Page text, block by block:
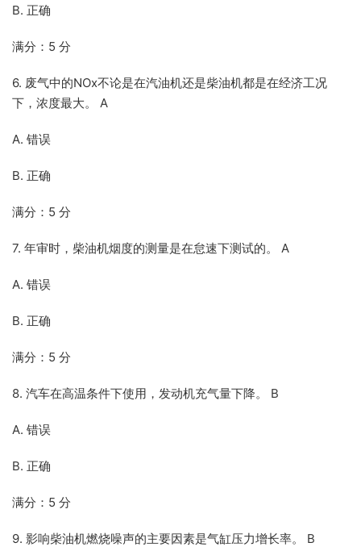
B. 正确
满分：5 分
6. 废气中的NOx不论是在汽油机还是柴油机都是在经济工况
下，浓度最大。 A
A. 错误
B. 正确
满分：5 分
7. 年审时，柴油机烟度的测量是在怠速下测试的。 A
A. 错误
B. 正确
满分：5 分
8. 汽车在高温条件下使用，发动机充气量下降。 B
A. 错误
B. 正确
满分：5 分
9. 影响柴油机燃烧噪声的主要因素是气缸压力增长率。 B